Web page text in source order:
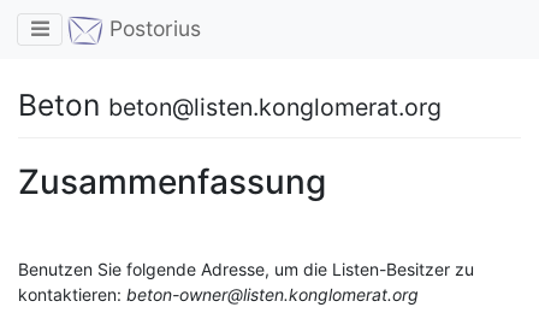
Toggle navigation
Postorius
Beton beton@listen.konglomerat.org
Zusammenfassung
Benutzen Sie folgende Adresse, um die Listen-Besitzer zu
kontaktieren: beton-owner@listen.konglomerat.org